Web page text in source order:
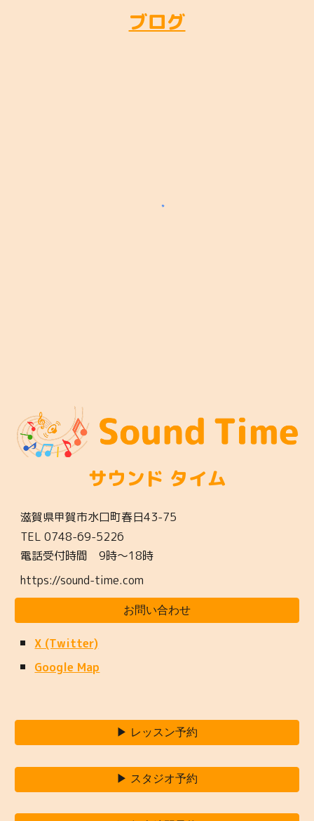
ブログ
サウンド タイム
滋賀県甲賀市水口町春日43-75
TEL0748-69-5226
電話受付時間 9時〜18時
https://sound-time.com
お問い合わせ
X (Twitter)
Google Map
▶ レッスン予約
▶ スタジオ予約